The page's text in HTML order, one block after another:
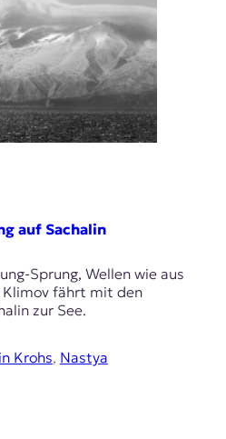
auf Sachalin
Sprung, Wellen wie aus
Klimov fährt mit den
zur See.
Krohs, Nastya